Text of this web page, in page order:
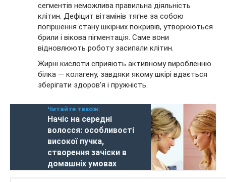
сегментів неможлива правильна діяльність
клітин. Дефіцит вітамінів тягне за собою
погіршення стану шкірних покривів, утворюються
брили і вікова пігментація. Саме вони
відновлюють роботу засипали клітин.
Жирні кислоти сприяють активному виробленню
білка — колагену, завдяки якому шкірі вдається
зберігати здоров’я і пружність.
Читайте також:
Начіс на середні
волосся: особливості
високої пучка,
створення зачіски в
домашніх умовах